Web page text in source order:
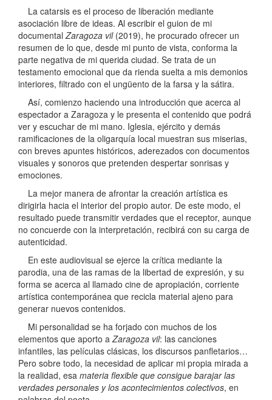
La catarsis es el proceso de liberación mediante
asociación libre de ideas. Al escribir el guion de mi
documentalZaragoza vil (2019), he procurado ofrecer un
resumen de lo que, desde mi punto de vista, conforma la
parte negativa de mi querida ciudad. Se trata de un
testamento emocional que da rienda suelta a mis demonios
interiores, filtrado con el ungüento de la farsa y la sátira.
Así, comienzo haciendo una introducción que acerca al
espectador a Zaragoza y le presenta el contenido que podrá
ver y escuchar de mi mano. Iglesia, ejército y demás
ramificaciones de la oligarquía local muestran sus miserias,
con breves apuntes históricos, aderezados con documentos
visuales y sonoros que pretenden despertar sonrisas y
emociones.
La mejor manera de afrontar la creación artística es
dirigirla hacia el interior del propio autor. De este modo, el
resultado puede transmitir verdades que el receptor, aunque
no concuerde con la interpretación, recibirá con su carga de
autenticidad.
En este audiovisual se ejerce la crítica mediante la
parodia, una de las ramas de la libertad de expresión, y su
forma se acerca al llamado cine de apropiación, corriente
artística contemporánea que recicla material ajeno para
generar nuevos contenidos.
Mi personalidad se ha forjado con muchos de los
elementos que aporto aZaragoza vil: las canciones
infantiles, las películas clásicas, los discursos panfletarios…
Pero sobre todo, la necesidad de aplicar mi propia mirada a
la realidad, esa materia flexible que consigue barajar las
verdades personales y los acontecimientos colectivos, en